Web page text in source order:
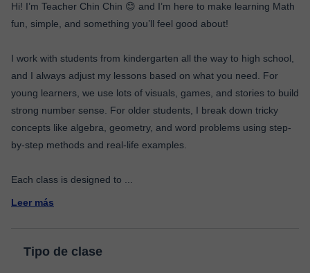
Hi! I’m Teacher Chin Chin 😊 and I’m here to make learning Math
fun, simple, and something you’ll feel good about!
I work with students from kindergarten all the way to high school,
and I always adjust my lessons based on what you need. For
young learners, we use lots of visuals, games, and stories to build
strong number sense. For older students, I break down tricky
concepts like algebra, geometry, and word problems using step-
by-step methods and real-life examples.
Each class is designed to
Leer más
Tipo de clase